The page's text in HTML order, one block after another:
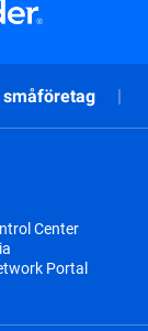
småföretag
Center
Portal